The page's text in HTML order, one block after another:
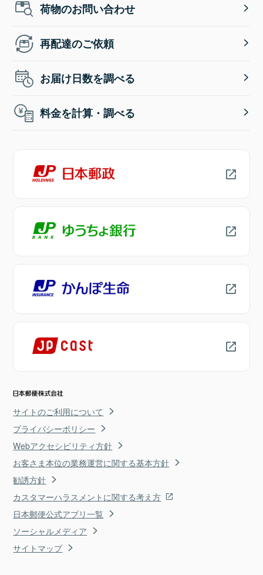
荷物のお問い合わせ
再配達のご依頼
お届け日数を調べる
料金を計算・調べる
サイトのご利用について
プライバシーポリシー
Webアクセシビリティ方針
お客さま本位の業務運営に関する基本方針
勧誘方針
カスタマーハラスメントに関する考え方
日本郵便公式アプリ一覧
ソーシャルメディア
サイトマップ